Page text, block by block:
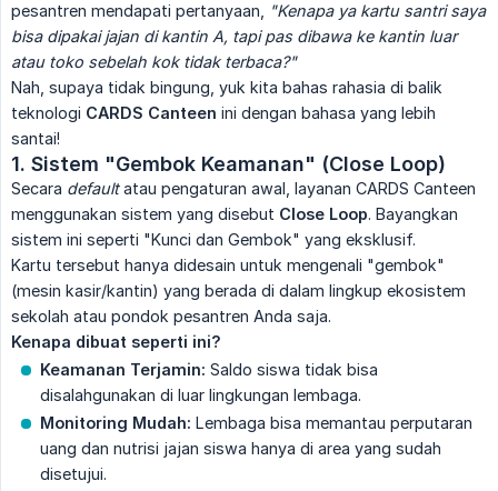
pesantren mendapati pertanyaan,
"Kenapa ya kartu santri saya
bisa dipakai jajan di kantin A, tapi pas dibawa ke kantin luar
atau toko sebelah kok tidak terbaca?"
Nah, supaya tidak bingung, yuk kita bahas rahasia di balik
teknologi CARDS Canteen ini dengan bahasa yang lebih
santai!
1. Sistem "Gembok Keamanan" (Close Loop)
Secara defaultatau pengaturan awal, layanan CARDS Canteen
menggunakan sistem yang disebut Close Loop. Bayangkan
sistem ini seperti "Kunci dan Gembok" yang eksklusif.
Kartu tersebut hanya didesain untuk mengenali "gembok"
(mesin kasir/kantin) yang berada di dalam lingkup ekosistem
sekolah atau pondok pesantren Anda saja.
Kenapa dibuat seperti ini?
Keamanan Terjamin: Saldo siswa tidak bisa
disalahgunakan di luar lingkungan lembaga.
Monitoring Mudah: Lembaga bisa memantau perputaran
uang dan nutrisi jajan siswa hanya di area yang sudah
disetujui.